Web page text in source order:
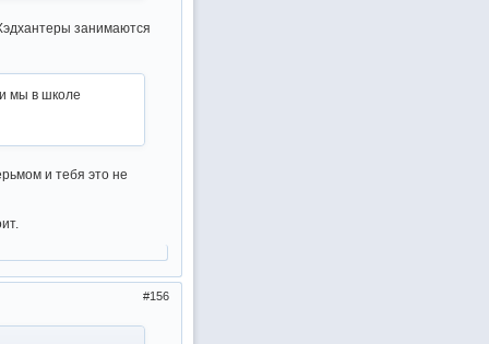
занимаются
мы в школе
и тебя это не
156